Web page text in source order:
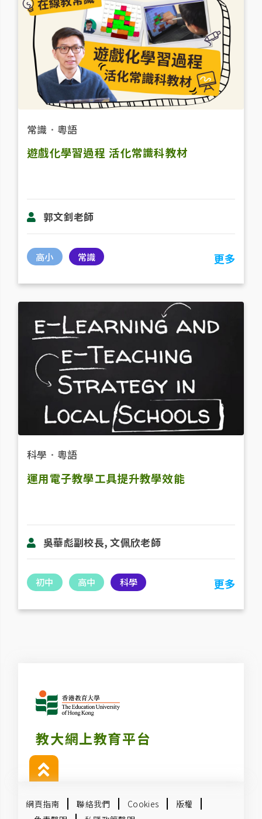
常識 ． 粵語
遊戲化學習過程 活化常識科教材
郭文釗老師
高小 常識 更多
科學 ． 粵語
運用電子教學工具提升教學效能
吳華彪副校長, 文佩欣老師
初中 高中 科學 更多
教大網上教育平台
網頁指南 聯絡我們 Cookies
版權